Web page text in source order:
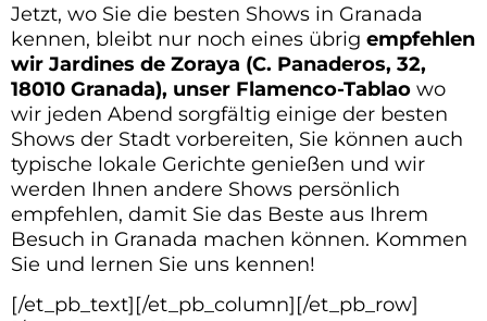
Jetzt, wo Sie die besten Shows in Granada
kennen, bleibt nur noch eines übrig empfehlen
wir Jardines de Zoraya (C. Panaderos, 32,
18010 Granada), unser Flamenco-Tablao wo
wir jeden Abend sorgfältig einige der besten
Shows der Stadt vorbereiten, Sie können auch
typische lokale Gerichte genießen und wir
werden Ihnen andere Shows persönlich
empfehlen, damit Sie das Beste aus Ihrem
Besuch in Granada machen können. Kommen
Sie und lernen Sie uns kennen!
[/et_pb_text][/et_pb_column][/et_pb_row]